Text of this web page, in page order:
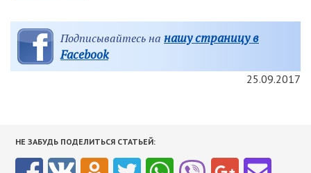
Подписывайтесь на нашу страницу в
Facebook
25.09.2017
НЕ ЗАБУДЬ ПОДЕЛИТЬСЯ СТАТЬЕЙ: